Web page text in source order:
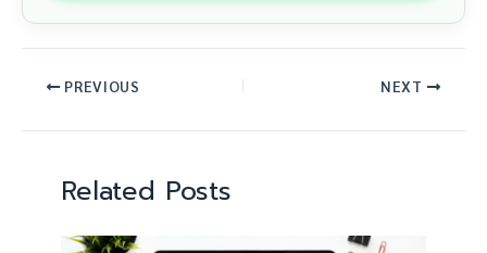
PREVIOUS NEXT
Related Posts